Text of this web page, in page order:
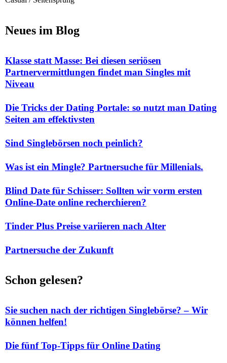
Neues im Blog
Klasse statt Masse: Bei diesen seriösen
Partnervermittlungen findet man Singles mit
Niveau
Die Tricks der Dating Portale: so nutzt man Dating
Seiten am effektivsten
Sind Singlebörsen noch peinlich?
Was ist ein Mingle? Partnersuche für Millenials.
Blind Date für Schisser: Sollten wir vorm ersten
Online-Date online recherchieren?
Tinder Plus Preise variieren nach Alter
Partnersuche der Zukunft
Schon gelesen?
Sie suchen nach der richtigen Singlebörse? – Wir
können helfen!
Die fünf Top-Tipps für Online Dating